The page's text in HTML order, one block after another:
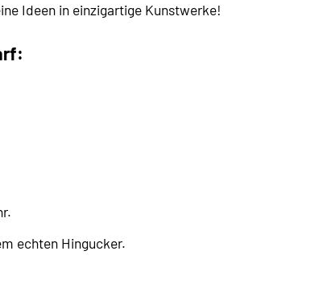
Ideen in einzigartige Kunstwerke!
echten Hingucker.